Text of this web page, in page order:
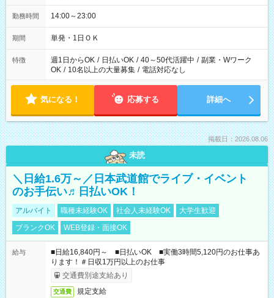
勤務時間 14:00～23:00
期間 単発・1日ＯＫ
特徴 週1日からOK / 日払いOK / 40～50代活躍中 / 副業・Wワーク
OK / 10名以上の大量募集 / 電話対応なし
気になる！ 応募する 詳細へ
掲載日：2026.08.06
未読
＼日給1.6万～／日本武道館でライブ・イベント
のお手伝い♬日払いOK！
アルバイト 職種未経験OK 社会人未経験OK
大学生歓迎
ブランクOK
WEB登録・面接OK
給与
■日給16,840円～ ■日払いOK ■実働3時間5,120円のお仕事あ
ります！＃日収1万円以上のお仕事
交通費別途支給あり
交通費 規定支給